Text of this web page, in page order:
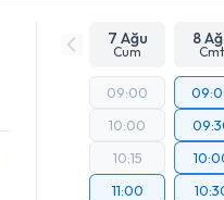
7 Ağu
Cum
8
Cmt
09:00
10:00
10:15
11:00